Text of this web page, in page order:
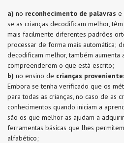
a) no reconhecimento de palavras e
se as crianças decodificam melhor,
mais facilmente diferentes padrões
processar de forma mais automática;
decodificam melhor, também aumenta
compreenderem o que está escrito;
b) no ensino de crianças
Embora se tenha verificado que os
para todas as crianças, no caso de as
conhecimentos quando iniciam a
são os que melhor as ajudam a
ferramentas básicas que lhes
alfabético;